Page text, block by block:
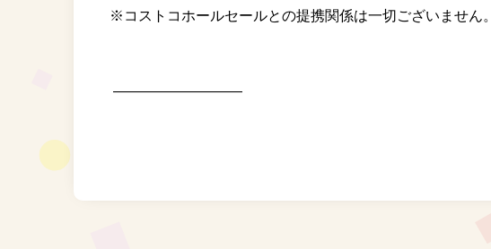
⁡※コストコホールセールとの提携関係は一切ございません。⁡⁡
⁡ ⁡—————————⁡